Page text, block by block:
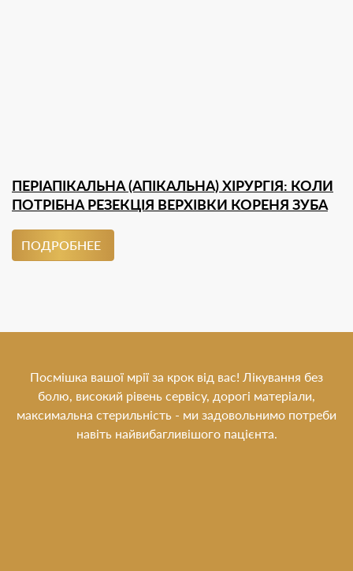
ПЕРІАПІКАЛЬНА (АПІКАЛЬНА) ХІРУРГІЯ: КОЛИ
ПОТРІБНА РЕЗЕКЦІЯ ВЕРХІВКИ КОРЕНЯ ЗУБА
ПОДРОБНЕЕ
Посмішка вашої мрії за крок від вас! Лікування без
болю, високий рівень сервісу, дорогі матеріали,
максимальна стерильність - ми задовольнимо потреби
навіть найвибагливішого пацієнта.